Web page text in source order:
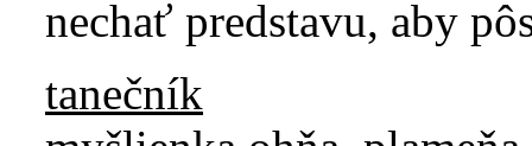
nechať predstavu, aby
tanečník